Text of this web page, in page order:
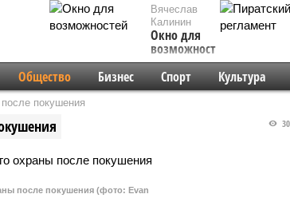
Вячеслав
Калинин
Окно для
возможностей
Общество Бизнес Спорт Культура
покушения
после покушения (фото: Evan